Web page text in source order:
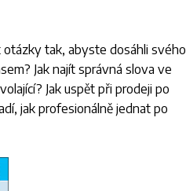
tak, abyste dosáhli svého
Jak najít správná slova ve
Jak uspět při prodeji po
jak profesionálně jednat po